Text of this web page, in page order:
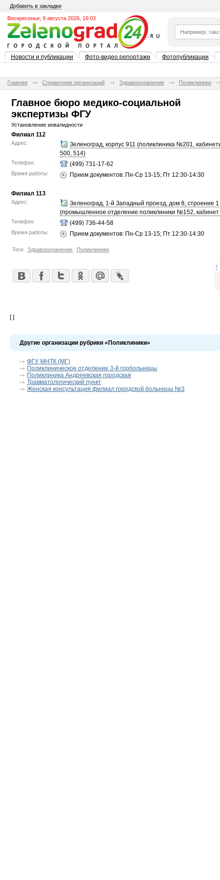
Добавить в закладки
Воскресенье, 9 августа 2026, 16:03
Новости и публикации Фото-видео репортажи Фотопубликации
Главная Справочник организаций Здравоохранение Поликлиники
Главное бюро медико-социальной
экспертизы ФГУ
Установление инвалидности
Филиал 112
Адрес:
Зеленоград, корпус 911 (поликлиника №201,
500, 514)
Телефон: (499) 731-17-62
Время работы: Прием документов: Пн-Ср 13-15; Пт 12:30-14:30
Филиал 113
Адрес:
Зеленоград, 1-й Западный проезд, дом 8, строение 1
(промышленное отделение поликлиники №152, кабинет
Телефон: (499) 736-44-58
Время работы: Прием документов: Пн-Ср 13-15; Пт 12:30-14:30
Теги: Здравоохранение Поликлиники
[ ]
Другие организации рубрики «Поликлиники»
ФГУ МНТК (МГ)
Поликлиническое отделение 3-й горбольницы
Поликлиника Андреевская городская
Травматологический пункт
Женская консультация филиал городской больницы №3